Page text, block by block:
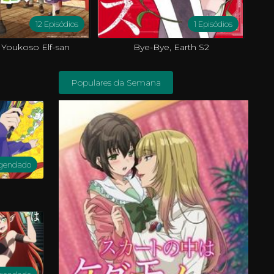
12 Episódios
Elf-san
1 Episódios
Bye-Bye, Earth S2
Populares da Semana